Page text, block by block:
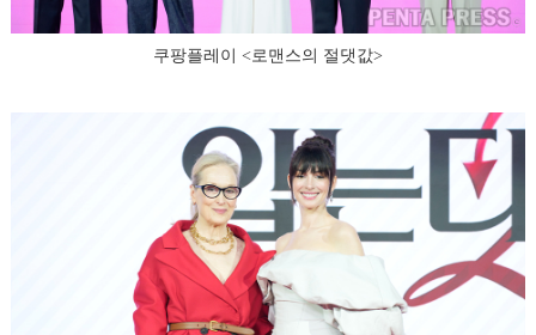
쿠팡플레이 <로맨스의 절댓값>